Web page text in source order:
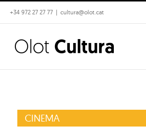
Skip
to
content
+34 972 27 27 77 | cultura@olot.cat
CINEMA